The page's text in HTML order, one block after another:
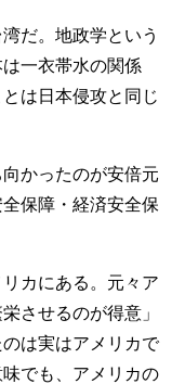
だ。地政学という
一衣帯水の関係
は日本侵攻と同じ
かったのが安倍元
保障・経済安全保
カにある。元々ア
させるのが得意」
は実はアメリカで
でも、アメリカの